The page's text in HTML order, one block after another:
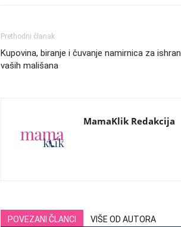
Prethodni članak
Kupovina, biranje i čuvanje namirnica za
vaših mališana
MamaKlik Redakcija
POVEZANI ČLANCI VIŠE OD AUTORA